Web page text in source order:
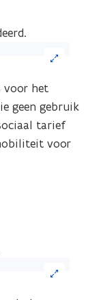
voor het
geen gebruik
tarief
voor